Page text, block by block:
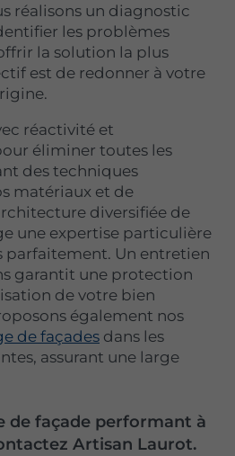
réalisons un diagnostic
les problèmes
la solution la plus
est de redonner à votre
réactivité et
éliminer toutes les
des techniques
matériaux et de
diversifiée de
une expertise particulière
parfaitement. Un entretien
garantit une protection
de votre bien
également nos
de façades dans les
assurant une large
de façade performant à
Artisan Laurot.